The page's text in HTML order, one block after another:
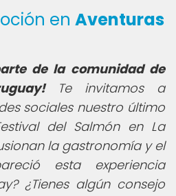
en Aventuras
de la comunidad de
Te invitamos a
sociales nuestro último
del Salmón en La
la gastronomía y el
esta experiencia
¿Tienes algún consejo